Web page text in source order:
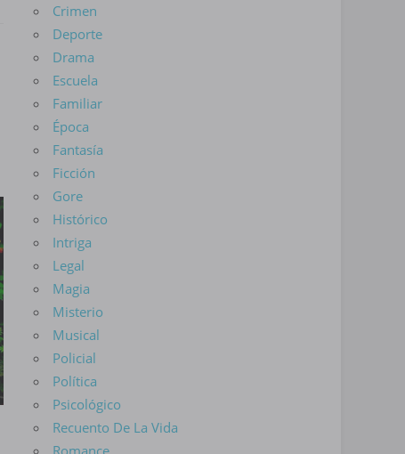
Crimen
Deporte
Drama
Escuela
Familiar
Época
Fantasía
Ficción
Gore
Histórico
Intriga
Legal
Magia
Misterio
Musical
Policial
Política
Psicológico
Recuento De La Vida
Romance